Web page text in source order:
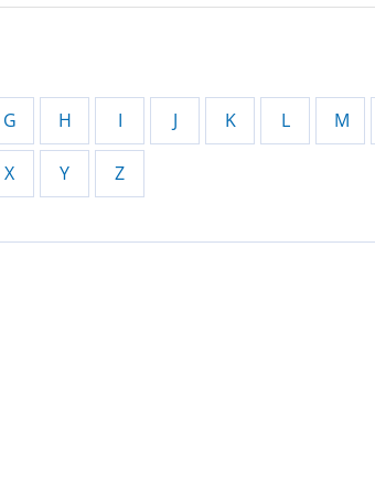
G H I J K L M
X Y Z